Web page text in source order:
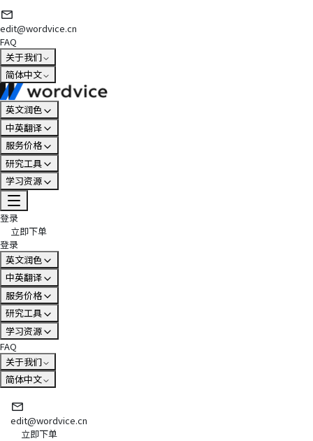
edit@wordvice.cn
FAQ
关于我们
简体中文
英文润色
中英翻译
服务价格
研究工具
学习资源
登录
立即下单
登录
英文润色
中英翻译
服务价格
研究工具
学习资源
FAQ
关于我们
简体中文
edit@wordvice.cn
立即下单